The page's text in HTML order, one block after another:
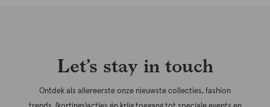
Let’s stay in touch
Ontdek als allereerste onze nieuwste collecties, fashion